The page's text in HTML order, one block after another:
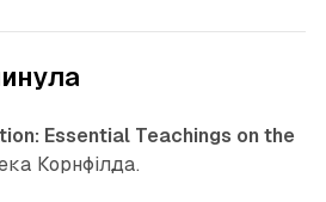
Essential Teachings on the
Корнфілда.